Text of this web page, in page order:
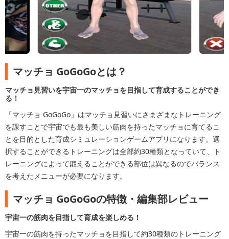
マッチョ GoGoGoとは？
マッチョ見習いを宇宙一のマッチョを目指して育成することができ
る！
「マッチョ GoGoGo」はマッチョ見習いにさまざまなトレーニング
を課すことで宇宙でも最も美しい筋肉を持ったマッチョに育てるこ
とを目的とした育成シミュレーションゲームアプリになります。選
択することができるトレーニングは全部約30種類となっていて、ト
レーニングによって鍛えることができる部位は異なるのでバランス
を考えたメニューが必要になります。
マッチョ GoGoGoの特徴・編集部レビュー
宇宙一の筋肉を目指して育成を楽しめる！
宇宙一の筋肉を持ったマッチョを目指して約30種類のトレーニング